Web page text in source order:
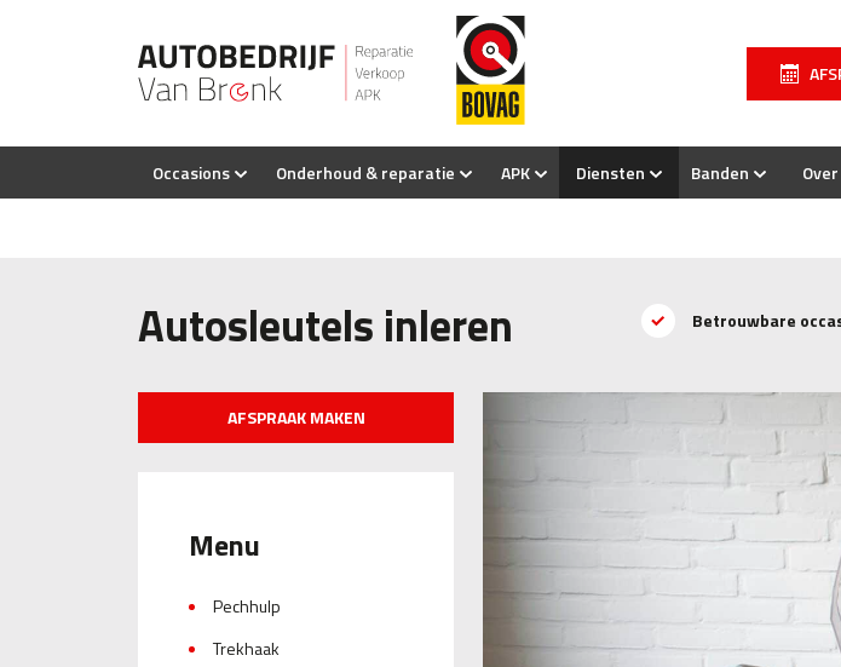
Occasions Onderhoud & reparatie APK Diensten Banden
Autosleutels inleren Betrouwbare
AFSPRAAK MAKEN
Menu
Pechhulp
Trekhaak